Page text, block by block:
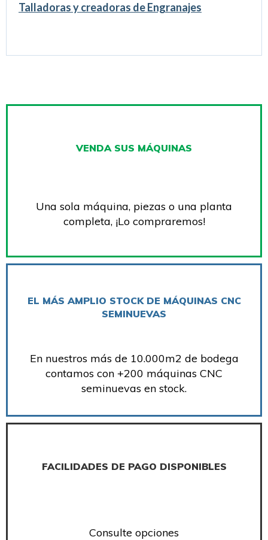
Talladoras y creadoras de Engranajes
VENDA SUS MÁQUINAS
Una sola máquina, piezas o una planta
completa, ¡Lo compraremos!
EL MÁS AMPLIO STOCK DE MÁQUINAS CNC
SEMINUEVAS
En nuestros más de 10.000m2 de bodega
contamos con +200 máquinas CNC
seminuevas en stock.
FACILIDADES DE PAGO DISPONIBLES
Consulte opciones